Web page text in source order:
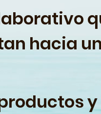
hacia